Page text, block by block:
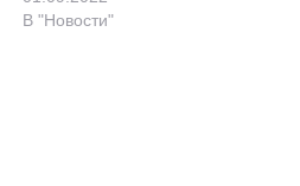
В "Новости"